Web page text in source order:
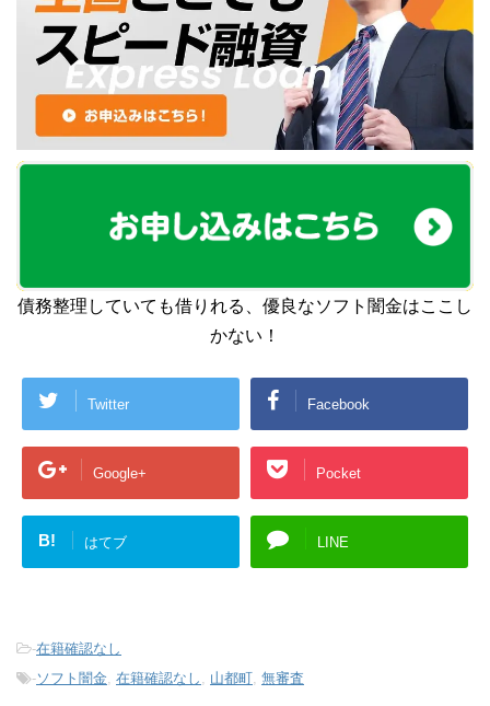
債務整理していても借りれる、優良なソフト闇金はここし
かない！
Twitter Facebook
Google+ Pocket
B! はてブ LINE
-在籍確認なし
-ソフト闇金, 在籍確認なし , 山都町, 無審査